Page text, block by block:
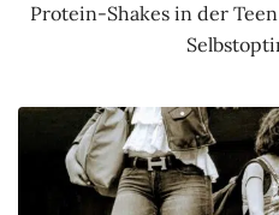
Protein-Shakes in der